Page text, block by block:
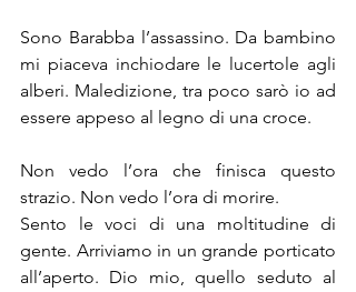
Sono Barabba l’assassino. Da bambino
mi piaceva inchiodare le lucertole agli
alberi. Maledizione, tra poco sarò io ad
essere appeso al legno di una croce.
Non vedo l’ora che finisca questo
strazio. Non vedo l’ora di morire.
Sento le voci di una moltitudine di
gente. Arriviamo in un grande porticato
all’aperto. Dio mio, quello seduto al